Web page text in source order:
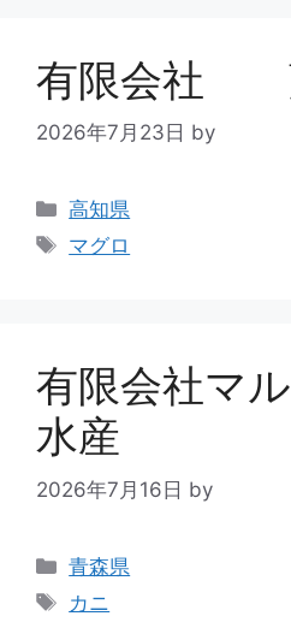
有限会社
2026年7月23日 by
高知県
マグロ
有限会社マ
水産
2026年7月16日 by
青森県
カニ